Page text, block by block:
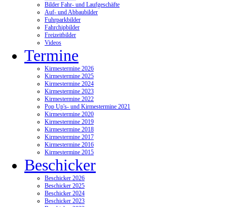
Bilder Fahr- und Laufgeschäfte
Auf- und Abbaubilder
Fuhrparkbilder
Fahrchipbilder
Freizeitbilder
Videos
Termine
Kirmestermine 2026
Kirmestermine 2025
Kirmestermine 2024
Kirmestermine 2023
Kirmestermine 2022
Pop Up's- und Kirmestermine 2021
Kirmestermine 2020
Kirmestermine 2019
Kirmestermine 2018
Kirmestermine 2017
Kirmestermine 2016
Kirmestermine 2015
Beschicker
Beschicker 2026
Beschicker 2025
Beschicker 2024
Beschicker 2023